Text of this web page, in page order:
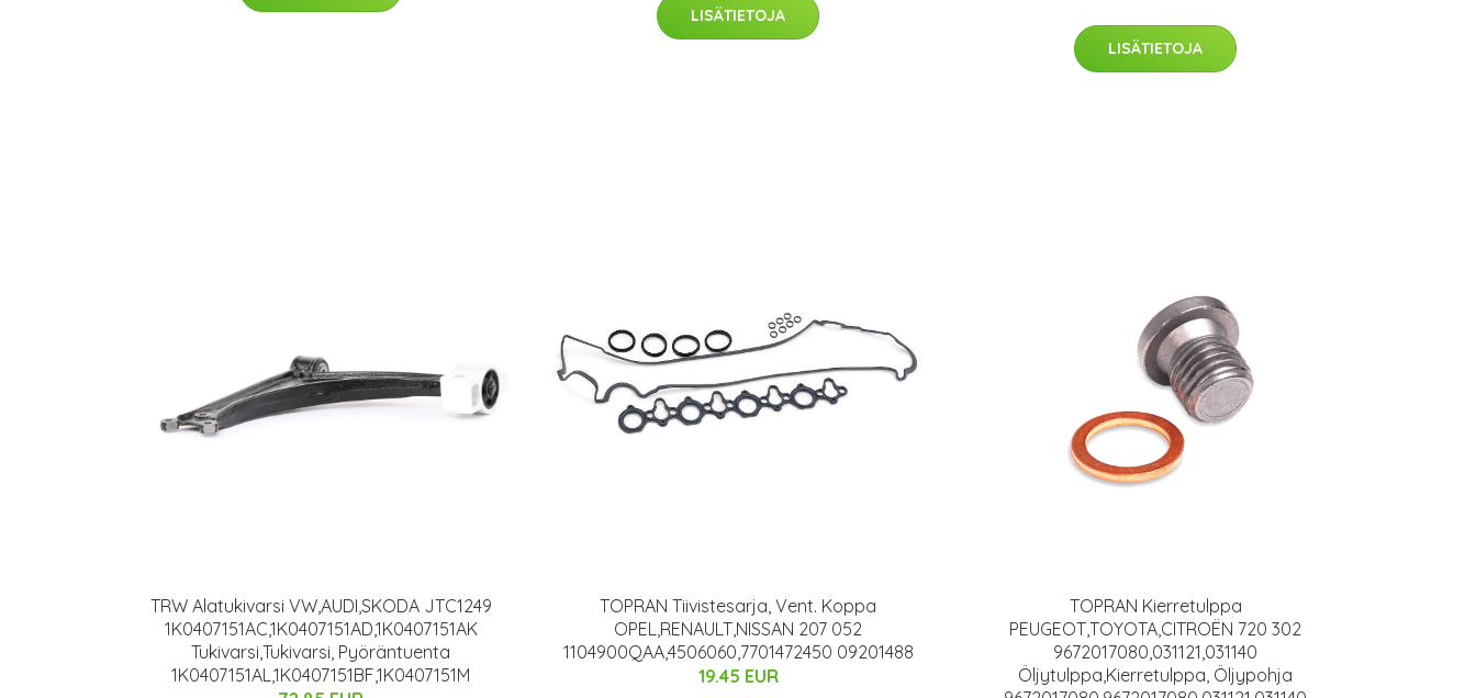
LISÄTIETOJA
LISÄTIETOJA
TRW Alatukivarsi VW,AUDI,SKODA JTC1249
1K0407151AC,1K0407151AD,1K0407151AK
Tukivarsi,Tukivarsi, Pyöräntuenta
1K0407151AL,1K0407151BF,1K0407151M
TOPRAN Tiivistesarja, Vent. Koppa
OPEL,RENAULT,NISSAN 207 052
1104900QAA,4506060,7701472450 09201488
19.45 EUR
TOPRAN Kierretulppa
PEUGEOT,TOYOTA,CITROËN 720 302
9672017080,031121,031140
Öljytulppa,Kierretulppa, Öljypohja